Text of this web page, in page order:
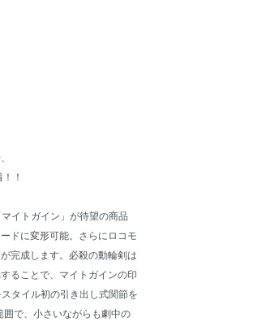
！
イトガイン」が待望の商品
ドに変形可能。さらにロコモ
完成します。必殺の動輪剣は
ることで、マイトガインの印
タイル初の引き出し式関節を
で、小さいながらも劇中の